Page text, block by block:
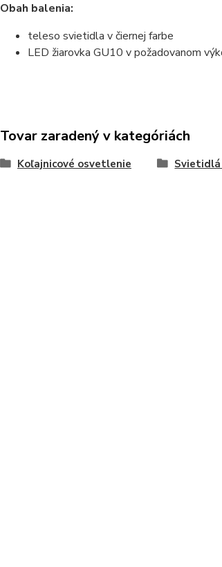
Obah balenia:
teleso svietidla v čiernej farbe
LED žiarovka GU10 v požadovanom
Tovar zaradený v kategóriách
Koľajnicové osvetlenie Svietidlá